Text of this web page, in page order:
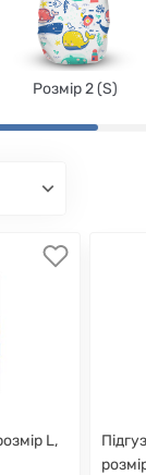
Розмір 2 (S)
L,